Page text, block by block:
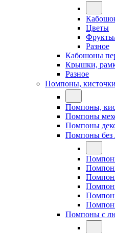
Цветы
Разное
Кабошоны
Крышки,
Разное
Помпоны, кисточки
Помпоны,
Помпоны
Помпоны
Помпоны без
Помпоны с